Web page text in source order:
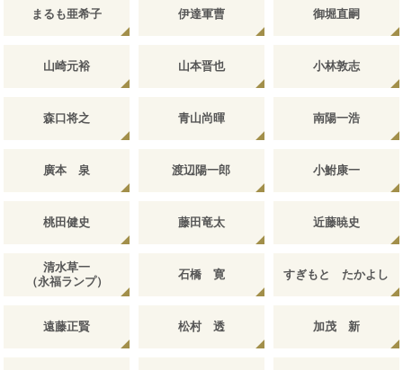
まるも亜希子 伊達軍曹 御堀直嗣
山崎元裕 山本晋也 小林敦志
森口将之 青山尚暉 南陽一浩
廣本 泉 渡辺陽一郎 小鮒康一
桃田健史 藤田竜太 近藤暁史
清水草一
（永福ランプ）
石橋 寛 すぎもと たかよし
遠藤正賢 松村 透 加茂 新